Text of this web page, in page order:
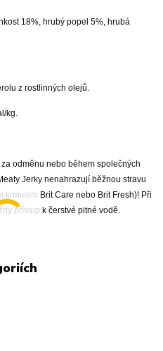
18%, hrubý popel 5%, hrubá
z rostlinných olejů.
kg.
odměnu nebo během společných
Jerky nenahrazují běžnou stravu
Brit Care nebo Brit Fresh)! Při
přístup k čerstvé pitné vodě.